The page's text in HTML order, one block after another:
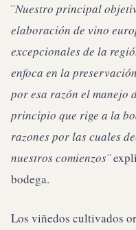
¨Nuestro principal
elaboración de vino
excepcionales de la
enfoca en la
por esa razón el manejo
principio que rige a la
razones por las cuales
nuestros comienzos¨
bodega.
Los viñedos cultivados